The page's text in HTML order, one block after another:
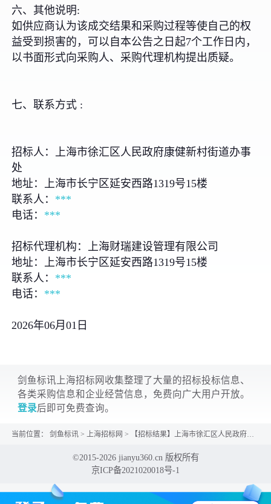
六、其他说明:
如供应商认为该成交结果和采购过程等使自己的权
益受到损害的，可以自本公告之日起7个工作日内，
以书面形式向采购人、采购代理机构提出质疑。
七、联系方式 :
招标人：上海市徐汇区人民政府康健新村街道办事
处
地址：上海市长宁区延安西路1319号15楼
联系人： ***
电话： ***
招标代理机构：上海财瑞建设管理有限公司
地址：上海市长宁区延安西路1319号15楼
联系人： ***
电话： ***
2026年06月01日
剑鱼标讯上海招标网收集整理了大量的招标投标信息、
各类采购信息和企业经营信息，免费向广大用户开放。
登录后即可免费查询。
当前位置： 剑鱼标讯 > 上海招标网 > 【招标结果】上海市徐汇区人民政府康健新村街道办事处迎春园空调外机罩拆除项目-上海市徐汇区人民...
©2015-2026 jianyu360.cn 版权所有
京ICP备2021020018号-1